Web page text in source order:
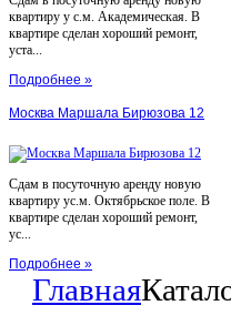
квартиру у с.м. Академическая. В
квартире сделан хороший ремонт,
уста...
Подробнее »
Москва Маршала Бирюзова 12
Сдам в посуточную аренду новую
квартиру ус.м. Октябрьское поле. В
квартире сделан хороший ремонт,
ус...
Подробнее »
Главная